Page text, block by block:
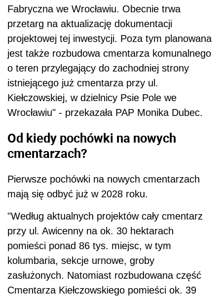
Fabryczna we Wrocławiu. Obecnie trwa
przetarg na aktualizację dokumentacji
projektowej tej inwestycji. Poza tym planowana
jest także rozbudowa cmentarza komunalnego
o teren przylegający do zachodniej strony
istniejącego już cmentarza przy ul.
Kiełczowskiej, w dzielnicy Psie Pole we
Wrocławiu" - przekazała PAP Monika Dubec.
Od kiedy pochówki na nowych
cmentarzach?
Pierwsze pochówki na nowych cmentarzach
mają się odbyć już w 2028 roku.
"Według aktualnych projektów cały cmentarz
przy ul. Awicenny na ok. 30 hektarach
pomieści ponad 86 tys. miejsc, w tym
kolumbaria, sekcje urnowe, groby
zasłużonych. Natomiast rozbudowana część
Cmentarza Kiełczowskiego pomieści ok. 39